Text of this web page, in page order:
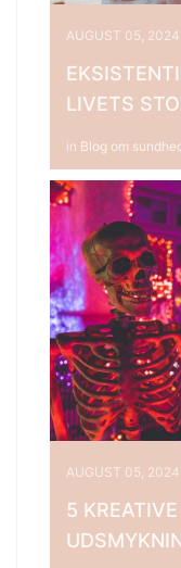
AUGUST 05, 2024
LIVETS
in Blog om
AUGUST 05, 2024
5